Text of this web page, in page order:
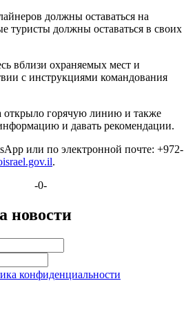
должны оставаться на
туристы должны оставаться в своих
вблизи охраняемых мест и
с инструкциями командования
открыло горячую линию и также
и давать рекомендации.
или по электронной почте: +972-
.
-0-
новости
конфиденциальности